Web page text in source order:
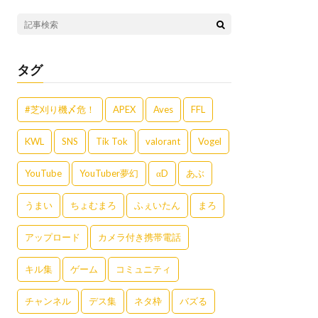
タグ
#芝刈り機〆危！ APEX Aves FFL
KWL SNS Tik Tok valorant Vogel
YouTube YouTuber夢幻 αD あぶ
うまい ちょむまろ ふぇいたん まろ
アップロード カメラ付き携帯電話
キル集 ゲーム コミュニティ
チャンネル デス集 ネタ枠 バズる